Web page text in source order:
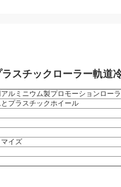
スチックローラー軌道
ルミニウム製プロモーションロー
プラスチックホイール
イズ